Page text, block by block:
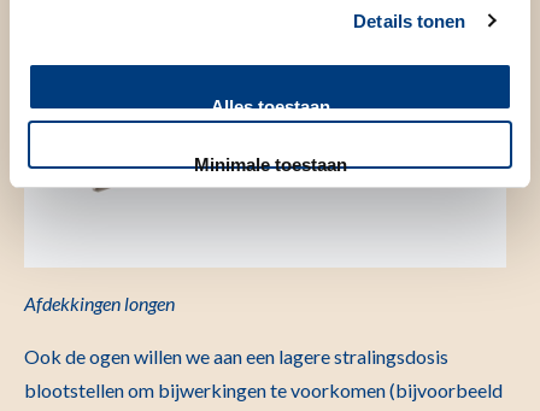
Details tonen
Alles toestaan
Minimale toestaan
Afdekkingen longen
Ook de ogen willen we aan een lagere stralingsdosis
blootstellen om bijwerkingen te voorkomen (bijvoorbeeld